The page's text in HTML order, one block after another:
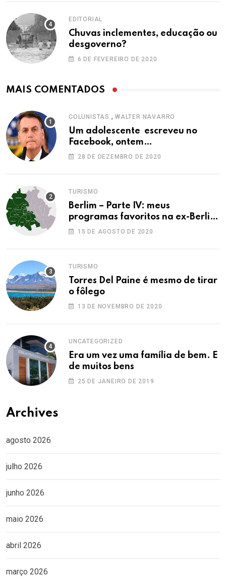
EDITORIAL
Chuvas inclementes, educação ou
desgoverno?
6 DE FEVEREIRO DE 2020
MAIS COMENTADOS
COLUNISTAS , WALTER NAVARRO
Um adolescente escreveu no
Facebook, ontem…
28 DE DEZEMBRO DE 2020
TURISMO
Berlim – Parte IV: meus
programas favoritos na ex-Berlim
Ocidental
15 DE AGOSTO DE 2020
TURISMO
Torres Del Paine é mesmo de tirar
o fôlego
13 DE NOVEMBRO DE 2020
UNCATEGORIZED
Era um vez uma família de bem. E
de muitos bens
25 DE JANEIRO DE 2019
Archives
agosto 2026
julho 2026
junho 2026
maio 2026
abril 2026
março 2026